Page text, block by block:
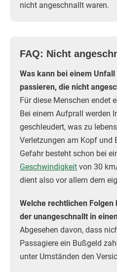
nicht angeschnallt waren.
FAQ: Nicht
Was kann bei einem
passieren, die nicht
Für diese Menschen endet
Bei einem Aufprall werden
geschleudert, was zu
Verletzungen am Kopf und
Gefahr besteht schon bei
Geschwindigkeit von 30
dient also vor allem dem
Welche rechtlichen
der unangeschnallt in
Abgesehen davon, dass
Passagiere ein Bußgeld
unter Umständen den